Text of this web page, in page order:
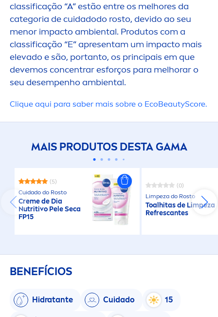
IMPACTO
classificação “A” estão entre os melhores da
categoria de cuidadodo rosto, devido ao seu
menor impacto ambiental. Produtos com a
classificação “E” apresentam um impacto mais
elevado e são, portanto, os principais em que
devemos concentrar esforços para melhorar o
seu desempenho ambiental.
Clique aqui para saber mais sobre o EcoBeautyScore.
MAIS PRODUTOS DESTA GAMA
(5)
Cuidado do Rosto
Cremede Dia
Nutritivo Pele Seca
FP15
(0)
Limpeza do Rosto
Toalhitas de Limpeza
Refrescantes
BENEFÍCIOS
Hidratante Cuidado 15